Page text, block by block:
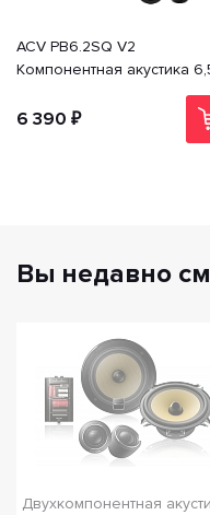
ACV PB6.2SQ V2
Компонентная акустика
6 390 ₽
Вы недавно
Двухкомпонентная